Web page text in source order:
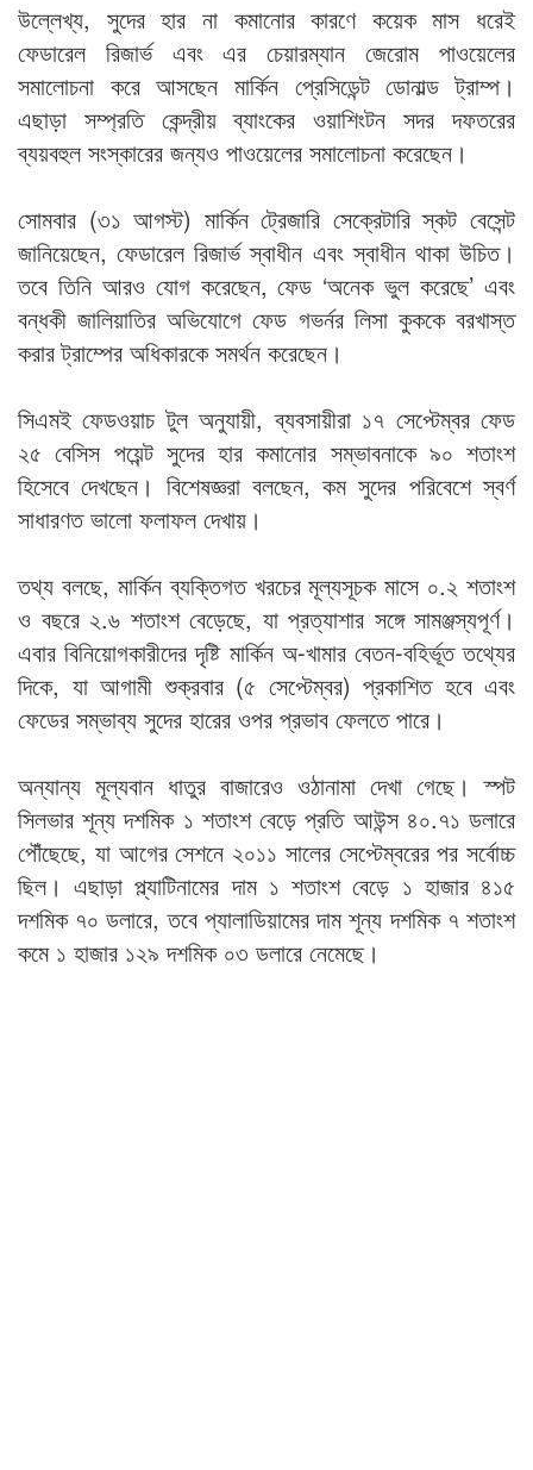
উল্লেখ্য, সুদের হার না কমানোর কারণে কয়েক মাস ধরেই
ফেডারেল রিজার্ভ এবং এর চেয়ারম্যান জেরোম পাওয়েলের
সমালোচনা করে আসছেন মার্কিন প্রেসিডেন্ট ডোনাল্ড ট্রাম্প।
এছাড়া সম্প্রতি কেন্দ্রীয় ব্যাংকের ওয়াশিংটন সদর দফতরের
ব্যয়বহুল সংস্কারের জন্যও পাওয়েলের সমালোচনা করেছেন।
সোমবার (৩১ আগস্ট) মার্কিন ট্রেজারি সেক্রেটারি স্কট বেসেন্ট
জানিয়েছেন, ফেডারেল রিজার্ভ স্বাধীন এবং স্বাধীন থাকা উচিত।
তবে তিনি আরও যোগ করেছেন, ফেড ‘অনেক ভুল করেছে’ এবং
বন্ধকী জালিয়াতির অভিযোগে ফেড গভর্নর লিসা কুককে বরখাস্ত
করার ট্রাম্পের অধিকারকে সমর্থন করেছেন।
সিএমই ফেডওয়াচ টুল অনুযায়ী, ব্যবসায়ীরা ১৭ সেপ্টেম্বর ফেড
২৫ বেসিস পয়েন্ট সুদের হার কমানোর সম্ভাবনাকে ৯০ শতাংশ
হিসেবে দেখছেন। বিশেষজ্ঞরা বলছেন, কম সুদের পরিবেশে স্বর্ণ
সাধারণত ভালো ফলাফল দেখায়।
তথ্য বলছে, মার্কিন ব্যক্তিগত খরচের মূল্যসূচক মাসে ০.২ শতাংশ
ও বছরে ২.৬ শতাংশ বেড়েছে, যা প্রত্যাশার সঙ্গে সামঞ্জস্যপূর্ণ।
এবার বিনিয়োগকারীদের দৃষ্টি মার্কিন অ-খামার বেতন-বহির্ভূত তথ্যের
দিকে, যা আগামী শুক্রবার (৫ সেপ্টেম্বর) প্রকাশিত হবে এবং
ফেডের সম্ভাব্য সুদের হারের ওপর প্রভাব ফেলতে পারে।
অন্যান্য মূল্যবান ধাতুর বাজারেও ওঠানামা দেখা গেছে। স্পট
সিলভার শূন্য দশমিক ১ শতাংশ বেড়ে প্রতি আউন্স ৪০.৭১ ডলারে
পৌঁছেছে, যা আগের সেশনে ২০১১ সালের সেপ্টেম্বরের পর সর্বোচ্চ
ছিল। এছাড়া প্ল্যাটিনামের দাম ১ শতাংশ বেড়ে ১ হাজার ৪১৫
দশমিক ৭০ ডলারে, তবে প্যালাডিয়ামের দাম শূন্য দশমিক ৭ শতাংশ
কমে ১ হাজার ১২৯ দশমিক ০৩ ডলারে নেমেছে।